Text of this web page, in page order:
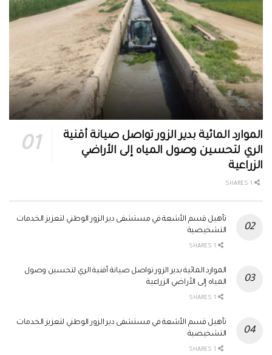
الموارد المائية بدير الزور تواصل صيانة أقنية
الري لتحسين وصول المياه إلى الأراضي
الزراعية
تأهيل قسم الأشعة في مستشفى دير الزور الوطني لتعزيز الخدمات
التشخيصية
الموارد المائية بدير الزور تواصل صيانة أقنية الري لتحسين وصول
المياه إلى الأراضي الزراعية
تأهيل قسم الأشعة في مستشفى دير الزور الوطني لتعزيز الخدمات
التشخيصية